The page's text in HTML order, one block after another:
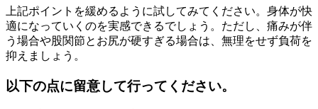
上記ポイントを緩めるように試してみてください。身体が快
適になっていくのを実感できるでしょう。ただし、痛みが伴
う場合や股関節とお尻が硬すぎる場合は、無理をせず負荷を
抑えましょう。
以下の点に留意して行ってください。